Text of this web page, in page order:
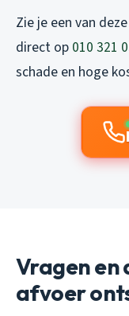
Zie je een van
direct op 010 321
schade en hoge
Vragen
afvoer